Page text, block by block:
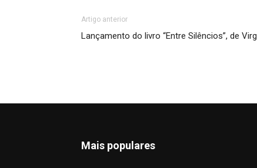
Artigo anterior
Lançamento do livro “Entre Silêncios”, de
Mais populares